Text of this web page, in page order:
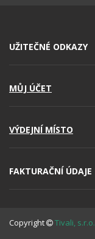
UŽITEČNÉ ODKAZY
MŮJ ÚČET
VÝDEJNÍ MÍSTO
FAKTURAČNÍ ÚDAJE
Copyright Tivali, s.r.o.